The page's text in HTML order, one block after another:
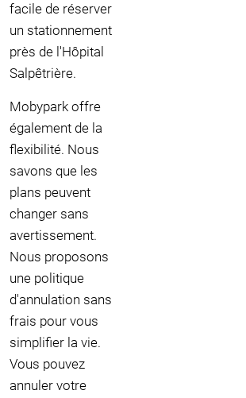
facile de réserver
un stationnement
près de l'Hôpital
Salpêtrière.
Mobypark offre
également de la
flexibilité. Nous
savons que les
plans peuvent
changer sans
avertissement.
Nous proposons
une politique
d'annulation sans
frais pour vous
simplifier la vie.
Vous pouvez
annuler votre